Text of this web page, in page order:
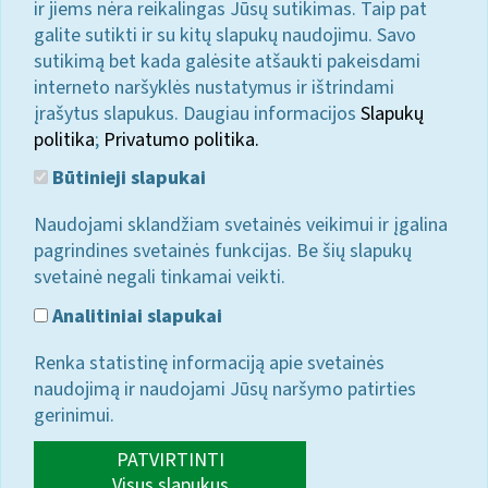
ir jiems nėra reikalingas Jūsų sutikimas. Taip pat
galite sutikti ir su kitų slapukų naudojimu. Savo
sutikimą bet kada galėsite atšaukti pakeisdami
interneto naršyklės nustatymus ir ištrindami
įrašytus slapukus. Daugiau informacijos Slapukų
politika; Privatumo politika.
Būtinieji slapukai
Naudojami sklandžiam svetainės veikimui ir įgalina
pagrindines svetainės funkcijas. Be šių slapukų
svetainė negali tinkamai veikti.
Analitiniai slapukai
Renka statistinę informaciją apie svetainės
naudojimą ir naudojami Jūsų naršymo patirties
gerinimui.
PATVIRTINTI